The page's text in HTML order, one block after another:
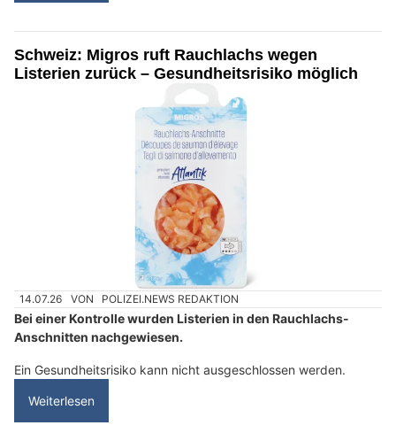
Schweiz: Migros ruft Rauchlachs wegen
Listerien zurück – Gesundheitsrisiko möglich
14.07.26 VON POLIZEI.NEWS REDAKTION
Bei einer Kontrolle wurden Listerien in den Rauchlachs-
Anschnitten nachgewiesen.
Ein Gesundheitsrisiko kann nicht ausgeschlossen werden.
Weiterlesen